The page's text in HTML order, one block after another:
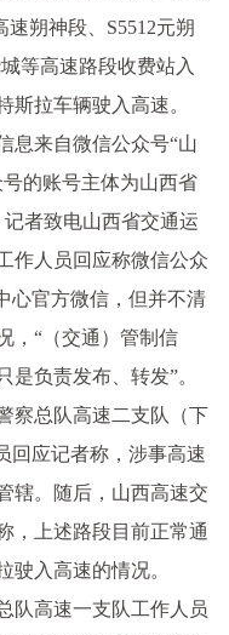
朔神段、S5512元朔
等高速路段收费站入
斯拉车辆驶入高速。
息来自微信公众号“山
的账号主体为山西省
者致电山西省交通运
作人员回应称微信公众
心官方微信，但并不清
，“（交通）管制信
负责发布、转发”。
察总队高速二支队（下
回应记者称，涉事高速
辖。随后，山西高速交
，上述路段目前正常通
驶入高速的情况。
队高速一支队工作人员